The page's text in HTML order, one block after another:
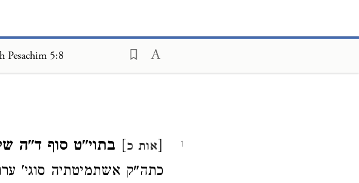
Pesachim 5:8
1
[אות כ] בתוי"ט סוף ד"ה
כתה"ק אשתמיטתיה סוגי'